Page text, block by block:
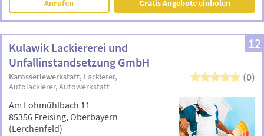
Anrufen Gratis Angebote einholen
12
Kulawik Lackiererei und
Unfallinstandsetzung GmbH
Karosseriewerkstatt Lackierer
Autolackierer Autowerkstatt
(0)
Am Lohmühlbach 11
85356 Freising, Oberbayern
(Lerchenfeld)